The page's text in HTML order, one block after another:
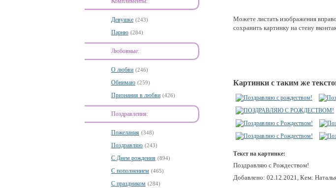
Девушке (243)
Парню (284)
Любовные:
О любви (246)
Обнимаю (259)
Признания в любви (426)
Поздравления:
Пожелания (348)
Поздравляю (243)
С Днем рождения (894)
С пополнением (465)
С праздником (284)
Можете листать изображения
сохранить картинку на стену
Картинки с таким же
Текст на картинке:
Поздравляю с Рождеством!
Добавлено: 02.12.2021, Кем: